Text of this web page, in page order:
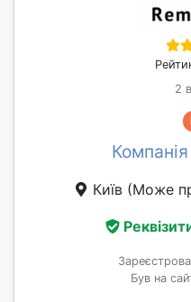
2
Київ (Може
Був на